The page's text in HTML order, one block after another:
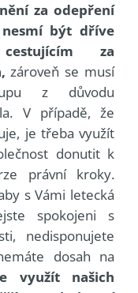
za odepření
být dříve
za
zároveň se musí
z důvodu
V případě, že
je třeba využít
donutit k
právní kroky.
s Vámi letecká
spokojeni s
nedisponujete
dosah na
využít našich